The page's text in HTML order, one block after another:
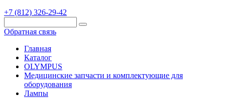
+7 (812) 326-29-42
Обратная связь
Главная
Каталог
OLYMPUS
Медицинские запчасти и комплектующие для
оборудования
Лампы